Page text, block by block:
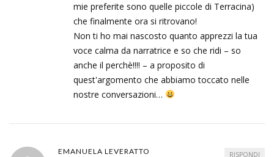
mie preferite sono quelle piccole di Terracina)
che finalmente ora si ritrovano!
Non ti ho mai nascosto quanto apprezzi la tua
voce calma da narratrice e so che ridi – so
anche il perchè!!!! – a proposito di
quest'argomento che abbiamo toccato nelle
nostre conversazioni…
EMANUELA LEVERATTO RISPONDI